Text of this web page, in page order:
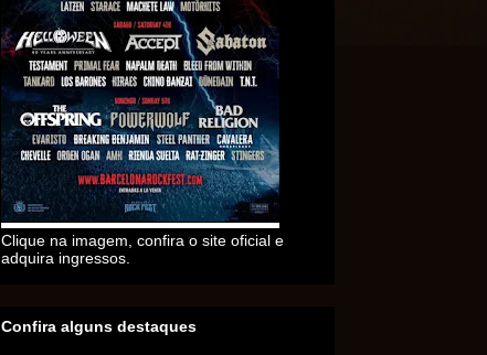
Clique na imagem, confira o site oficial e
adquira ingressos.
Confira alguns destaques